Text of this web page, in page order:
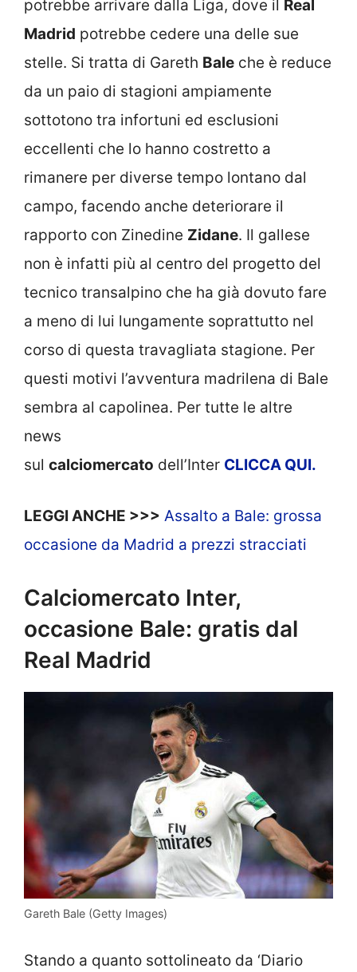
potrebbe arrivare dalla Liga, dove il Real
Madrid potrebbe cedere una delle sue
stelle. Si tratta di Gareth Bale che è reduce
da un paio di stagioni ampiamente
sottotono tra infortuni ed esclusioni
eccellenti che lo hanno costretto a
rimanere per diverse tempo lontano dal
campo, facendo anche deteriorare il
rapporto con Zinedine Zidane. Il gallese
non è infatti più al centro del progetto del
tecnico transalpino che ha già dovuto fare
a meno di lui lungamente soprattutto nel
corso di questa travagliata stagione. Per
questi motivi l’avventura madrilena di Bale
sembra al capolinea. Per tutte le altre
news
sul calciomercato dell’Inter CLICCA QUI.
LEGGI ANCHE >>> Assalto a Bale: grossa
occasione da Madrid a prezzi stracciati
Calciomercato Inter,
occasione Bale: gratis dal
Real Madrid
Gareth Bale (Getty Images)
Stando a quanto sottolineato da ‘Diario